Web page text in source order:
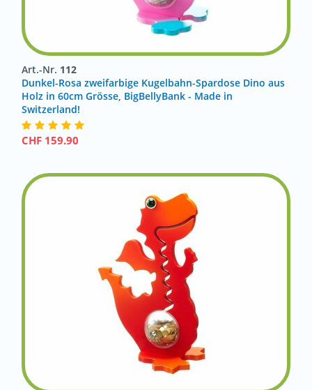
Art.-Nr. 112
Dunkel-Rosa zweifarbige Kugelbahn-Spardose Dino aus
Holz in 60cm Grösse, BigBellyBank - Made in
Switzerland!
CHF 159.90